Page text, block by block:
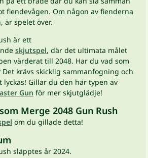
fiendevågen. Om någon av fienderna
är spelet över.
är ett
skjutspel, där det ultimata målet
värderat till 2048. Har du vad som
krävs skicklig sammanfogning och
lyckas! Gillar du den här typen av
Gun för mer skjutglädje!
Merge 2048 Gun Rush
om du gillade detta!
släpptes år 2024.